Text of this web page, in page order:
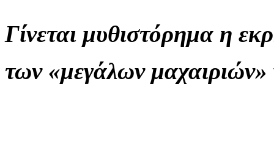
Γίνεται μυθιστόρημα η
των «μεγάλων